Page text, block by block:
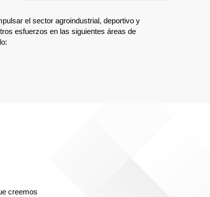
el sector agroindustrial, deportivo y
esfuerzos en las siguientes áreas de
creemos